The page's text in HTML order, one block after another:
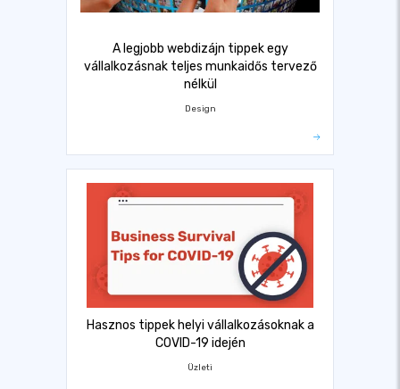
A legjobb webdizájn tippek egy
vállalkozásnak teljes munkaidős tervező
nélkül
Design
Hasznos tippek helyi vállalkozásoknak a
COVID-19 idején
Üzleti